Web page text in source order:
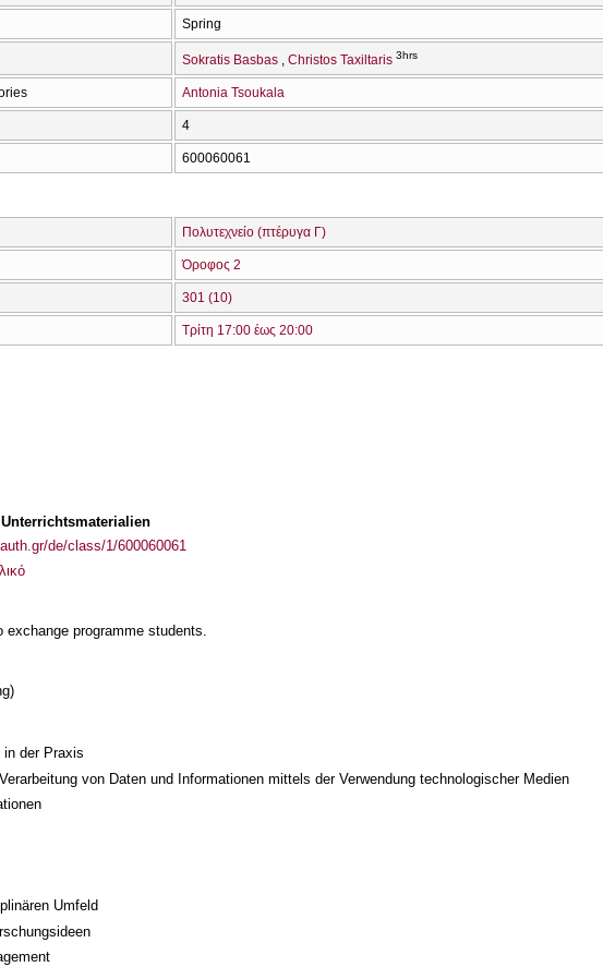
Spring
Sokratis Basbas Christos Taxiltaris 3hrs
Antonia Tsoukala
4
600060061
Πολυτεχνείο (πτέρυγα Γ)
Όροφος 2
301 (10)
Τρίτη 17:00 έως 20:00
de/class/1/600060061
programme students.
der Praxis
von Daten und Informationen mittels der Verwendung technologischer Medien
Umfeld